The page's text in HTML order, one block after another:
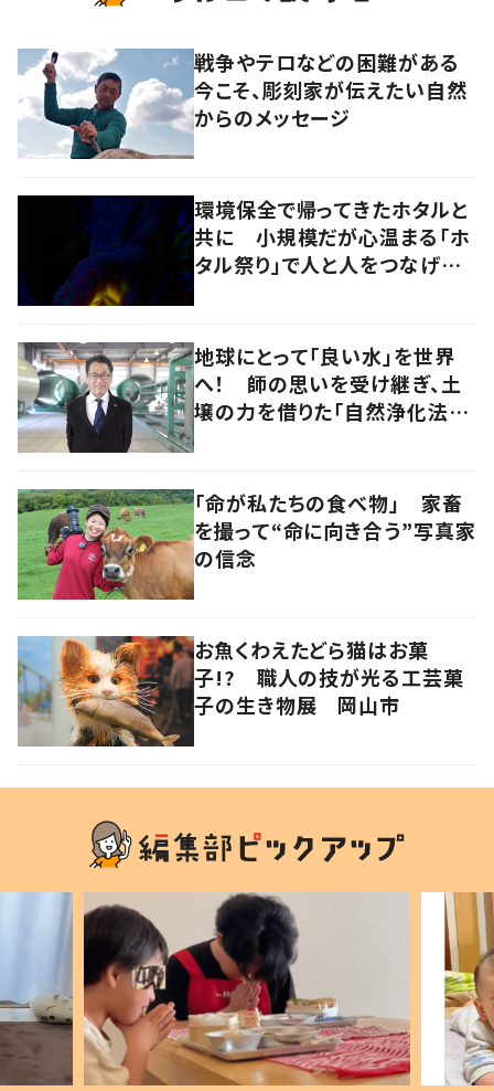
戦争やテロなどの困難がある
今こそ、彫刻家が伝えたい自然
からのメッセージ
環境保全で帰ってきたホタルと
共に 小規模だが心温まる「ホ
タル祭り」で人と人をつなげ
地球にとって「良い水」を世界
へ！ 師の思いを受け継ぎ、土
壌の力を借りた「自然浄化法」
「命が私たちの食べ物」 家畜
を撮って“命に向き合う”写真家
の信念
お魚くわえたどら猫はお菓
子!? 職人の技が光る工芸菓
子の生き物展 岡山市